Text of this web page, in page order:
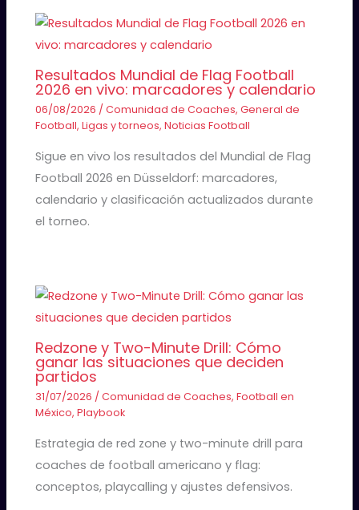
Resultados Mundial de Flag Football
2026 en vivo: marcadores y calendario
06/08/2026 /Comunidad de Coaches,General de
Football,Ligas y torneos,Noticias Football
Sigue en vivo los resultados del Mundial de Flag
Football 2026 en Düsseldorf: marcadores,
calendario y clasificación actualizados durante
el torneo.
Redzone y Two-Minute Drill: Cómo
ganar las situaciones que deciden
partidos
31/07/2026 /Comunidad de Coaches,Football en
México,Playbook
Estrategia de red zone y two-minute drill para
coaches de football americano y flag:
conceptos, playcalling y ajustes defensivos.